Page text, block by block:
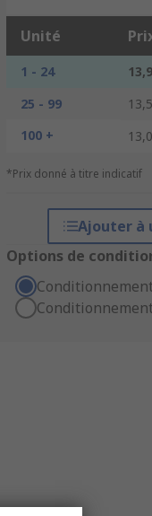
Unité
1 - 24
25 - 99
100 +
*Prix donné à titre indicatif
Ajouter à
Options de